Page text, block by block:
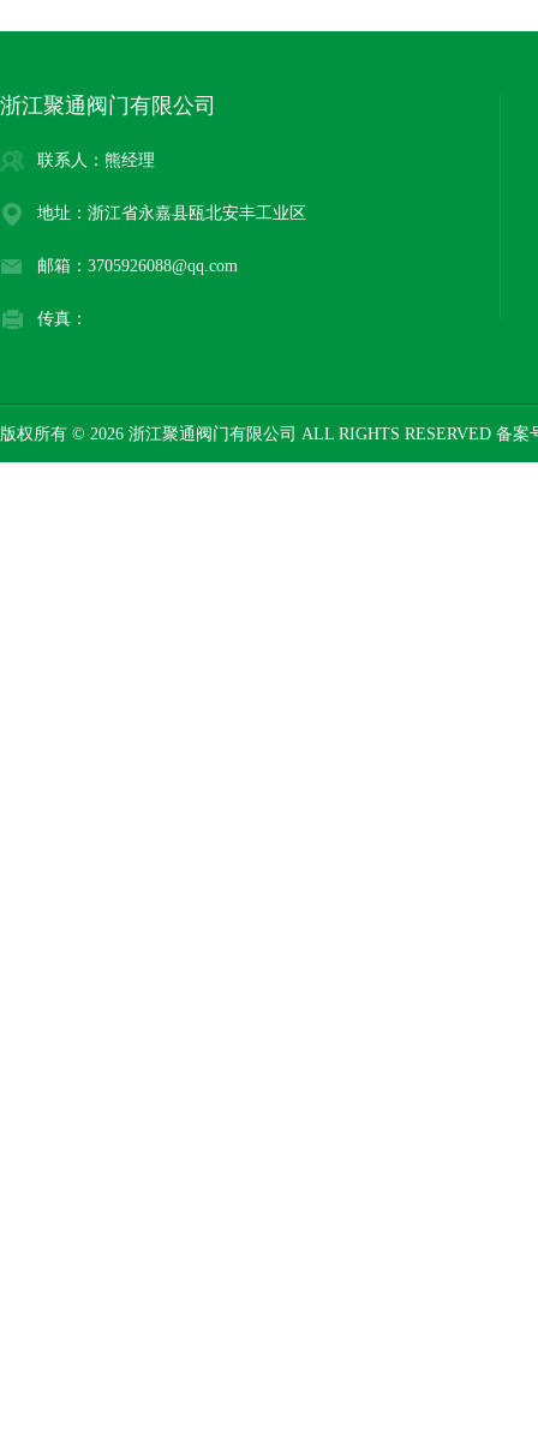
浙江聚通阀门有限公司
联系人：熊经理
地址：浙江省永嘉县瓯北安丰工业区
邮箱：3705926088@qq.com
传真：
版权所有 © 2026 浙江聚通阀门有限公司 ALL RIGHTS RESERVED 备案